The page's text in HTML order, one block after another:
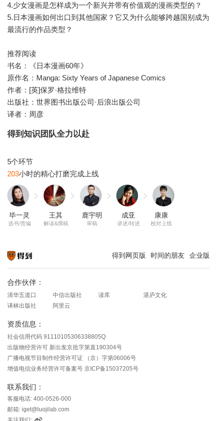
4.少女漫画是怎样成为一个新兴并带有价值观的漫画类型的？
5.日本漫画如何出口到其他国家？它又为什么能够跨越国别成为
最流行的作品类型？
推荐阅读
书名：《日本漫画60年》
原作名：Manga: Sixty Years of Japanese Comics
作者：[英]保罗·格拉维特
出版社：世界图书出版公司·后浪出版公司
译者：周彦
得到知识团队全力以赴
203
毕一灵
选书/责编
王其
解读&撰稿
鹿宇明
审稿
成亚
讲述/转述
康康
校对上线
得到网页版 时间的朋友 企业版
合作伙伴：
清华五道口 中信出版社 读库
湛庐文化
译林出版社
阿里云
资质信息：
社会信用代码 91110105306338805Q
出版物经营许可 新出发京批字第直190304号
广播电视节目制作经营许可证 （京）字第06006号
增值电信业务经营许可备案号 京ICP备15037205号
联系我们：
客服电话: 400-0526-000
邮箱: iget@luojilab.com